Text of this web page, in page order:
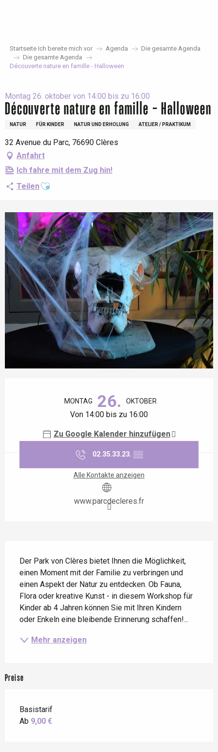
Startseite Ich bereite mich vor Agenda
Die gesamte Agenda
Die gesamte Agenda
Découverte nature en famille - Halloween
Montag 26. oktober von 14:00 bis zu 16:00
Découverte nature en famille - Halloween
NATUR FÜR KINDER NATUR UND ERHOLUNG ATELIER / PRAKTIKUM
32 Avenue du Parc, 76690 Clères
Anfahrt
Ich fahre mit dem Zug hin!
TeilenAjouter aux favoris
MONTAG 26. OKTOBER
Von 14:00 bis zu 16:00
Zu Google Kalender hinzufügen
02.35.33.23. ▒▒
Alle Kontakte anzeigen
www.parcdecleres.fr
Der Park von Clères bietet Ihnen die Möglichkeit,
einen Moment mit der Familie zu verbringen und
einen Aspekt der Natur zu entdecken. Ob Fauna,
Flora oder kreative Kunst - in diesem Workshop für
Kinder ab 4 Jahren können Sie mit Ihren Kindern
oder Enkeln eine bleibende Erinnerung schaffen!...
Mehr anzeigen
Preise
Basistarif
Ab 9,00 €